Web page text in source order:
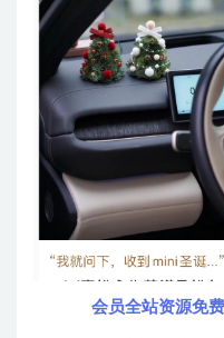
会员全站资源免